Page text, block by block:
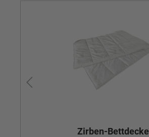
Zirben-Bettdecke